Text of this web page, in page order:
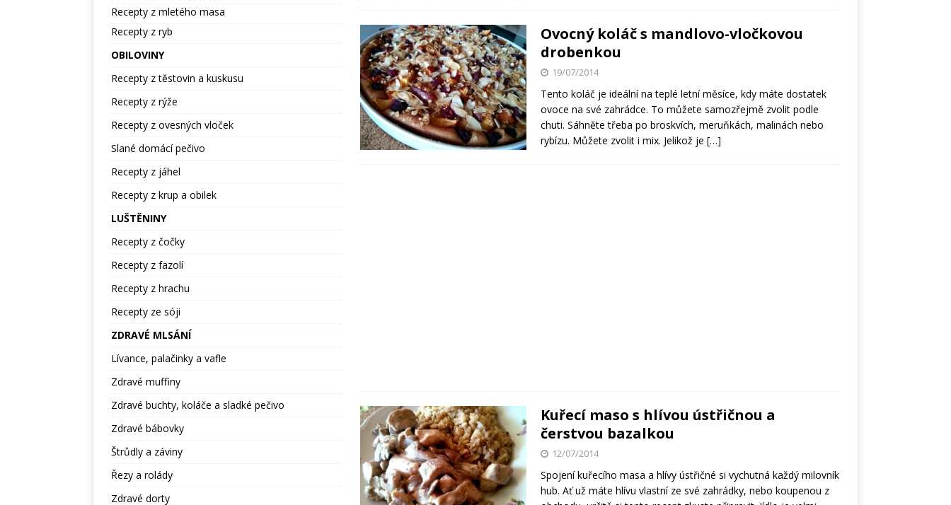
Ovocný koláč s mandlovo-vločkovou
drobenkou
19/07/2014
Tento koláč je ideální na teplé letní měsíce, kdy máte dostatek
ovoce na své zahrádce. To můžete samozřejmě zvolit podle
chuti. Sáhněte třeba po broskvích, meruňkách, malinách nebo
rybízu. Můžete zvolit i mix. Jelikož je […]
Kuřecí maso s hlívou ústřičnou a
čerstvou bazalkou
12/07/2014
Spojení kuřecího masa a hlívy ústřičné si vychutná každý milovník
hub. Ať už máte hlívu vlastní ze své zahrádky, nebo koupenou z
Recepty z mletého masa
Recepty z ryb
OBILOVINY
Recepty z těstovin a kuskusu
Recepty z rýže
Recepty z ovesných vloček
Slané domácí pečivo
Recepty z jáhel
Recepty z krup a obilek
LUŠTĚNINY
Recepty z čočky
Recepty z fazolí
Recepty z hrachu
Recepty ze sóji
ZDRAVÉ MLSÁNÍ
Lívance, palačinky a vafle
Zdravé muffiny
Zdravé buchty, koláče a sladké pečivo
Zdravé bábovky
Štrůdly a záviny
Řezy a rolády
Zdravé dorty